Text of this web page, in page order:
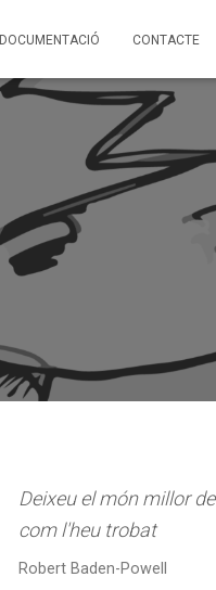
DOCUMENTACIÓ CONTACTE
Deixeu el món millor de
com l'heu trobat
Robert Baden-Powell